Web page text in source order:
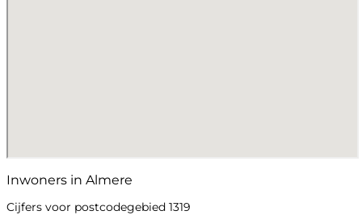
Inwoners in Almere
Cijfers voor postcodegebied 1319